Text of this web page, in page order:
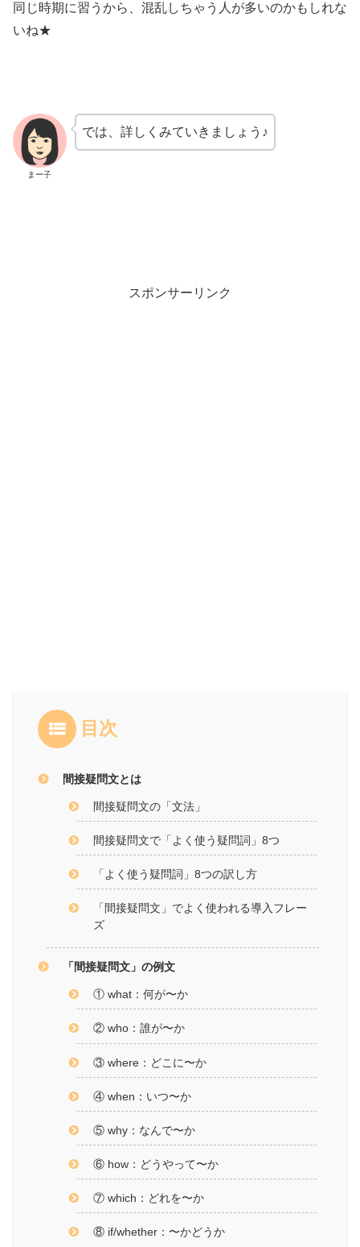
同じ時期に習うから、混乱しちゃう人が多いのかもしれな
いね★
まー子
では、詳しくみていきましょう♪
スポンサーリンク
目次
間接疑問文とは
間接疑問文の「文法」
間接疑問文で「よく使う疑問詞」8つ
「よく使う疑問詞」8つの訳し方
「間接疑問文」でよく使われる導入フレー
ズ
「間接疑問文」の例文
① what：何が〜か
② who：誰が〜か
③ where：どこに〜か
④ when：いつ〜か
⑤ why：なんで〜か
⑥ how：どうやって〜か
⑦ which：どれを〜か
⑧ if/whether：〜かどうか